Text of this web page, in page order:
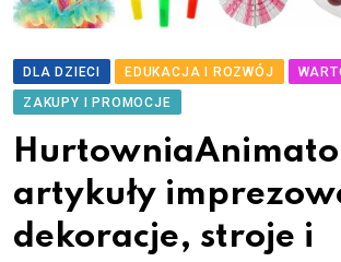
DLA DZIECI EDUKACJA I ROZWÓJ
ZAKUPY I PROMOCJE
artykuły
dekoracje, stroje i